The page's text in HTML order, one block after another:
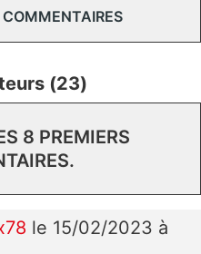
(23)
8 PREMIERS
le 15/02/2023 à